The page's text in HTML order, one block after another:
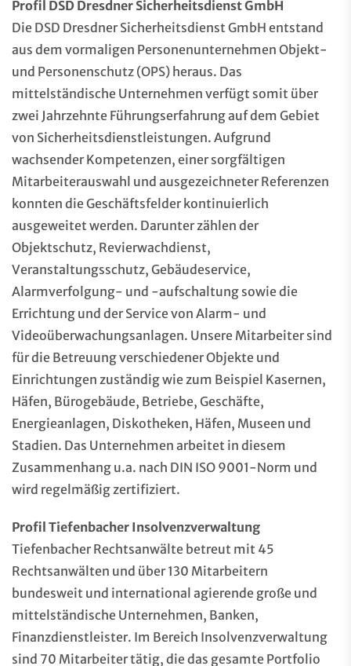
Profil DSD Dresdner Sicherheitsdienst GmbH
Die DSD Dresdner Sicherheitsdienst GmbH entstand
aus dem vormaligen Personenunternehmen Objekt-
und Personenschutz (OPS) heraus. Das
mittelständische Unternehmen verfügt somit über
zwei Jahrzehnte Führungserfahrung auf dem Gebiet
von Sicherheitsdienstleistungen. Aufgrund
wachsender Kompetenzen, einer sorgfältigen
Mitarbeiterauswahl und ausgezeichneter Referenzen
konnten die Geschäftsfelder kontinuierlich
ausgeweitet werden. Darunter zählen der
Objektschutz, Revierwachdienst,
Veranstaltungsschutz, Gebäudeservice,
Alarmverfolgung- und -aufschaltung sowie die
Errichtung und der Service von Alarm- und
Videoüberwachungsanlagen. Unsere Mitarbeiter sind
für die Betreuung verschiedener Objekte und
Einrichtungen zuständig wie zum Beispiel Kasernen,
Häfen, Bürogebäude, Betriebe, Geschäfte,
Energieanlagen, Diskotheken, Häfen, Museen und
Stadien. Das Unternehmen arbeitet in diesem
Zusammenhang u.a. nach DIN ISO 9001-Norm und
wird regelmäßig zertifiziert.
Profil Tiefenbacher Insolvenzverwaltung
Tiefenbacher Rechtsanwälte betreut mit 45
Rechtsanwälten und über 130 Mitarbeitern
bundesweit und international agierende große und
mittelständische Unternehmen, Banken,
Finanzdienstleister. Im Bereich Insolvenzverwaltung
sind 70 Mitarbeiter tätig, die das gesamte Portfolio